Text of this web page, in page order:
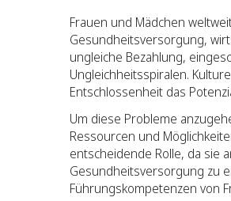
Frauen und Mädchen
Gesundheitsversorgung,
ungleiche Bezahlung,
Ungleichheitsspiralen.
Entschlossenheit das
Um diese Probleme
Ressourcen und
entscheidende Rolle, da sie
Gesundheitsversorgung zu
Führungskompetenzen von